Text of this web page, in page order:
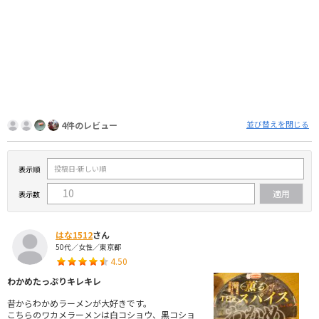
4件のレビュー 並び替えを閉じる
表示順
表示数
はな1512さん
50代／女性／東京都
4.50
わかめたっぷりキレキレ
昔からわかめラーメンが大好きです。
こちらのワカメラーメンは白コショウ、黒コショ